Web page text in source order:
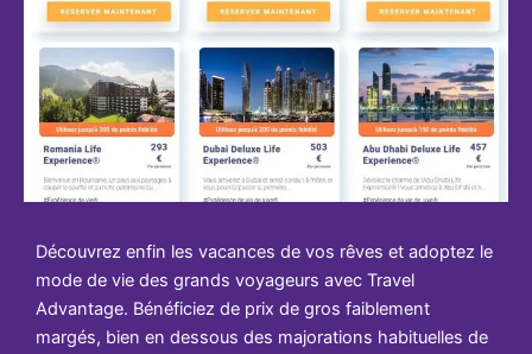
Découvrez enfin les vacances de vos rêves et adoptez le
mode de vie des grands voyageurs avec Travel
Advantage. Bénéficiez de prix de gros faiblement
margés, bien en dessous des majorations habituelles de